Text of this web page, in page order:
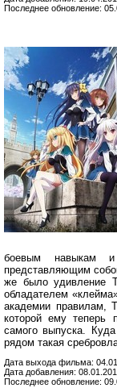
Последнее обновление:
боевым навыкам
представляющим
же было удивление
обладателем
академии правилам,
которой ему теперь
самого выпуска.
рядом такая
Дата выхода фильма:
Дата добавления:
Последнее обновление: